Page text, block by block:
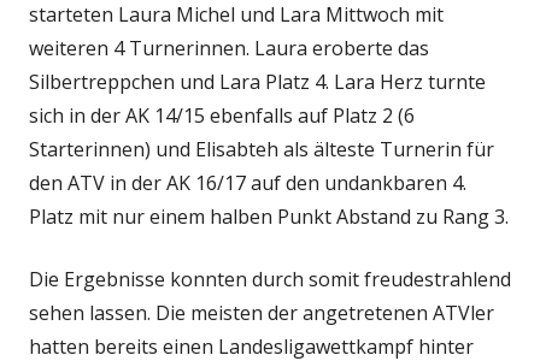
starteten Laura Michel und Lara Mittwoch mit
weiteren 4 Turnerinnen. Laura eroberte das
Silbertreppchen und Lara Platz 4. Lara Herz turnte
sich in der AK 14/15 ebenfalls auf Platz 2 (6
Starterinnen) und Elisabteh als älteste Turnerin für
den ATV in der AK 16/17 auf den undankbaren 4.
Platz mit nur einem halben Punkt Abstand zu Rang 3.
Die Ergebnisse konnten durch somit freudestrahlend
sehen lassen. Die meisten der angetretenen ATVler
hatten bereits einen Landesligawettkampf hinter